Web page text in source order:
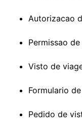
Autorizacao
Permissao
Visto de
Formulario
Pedido de